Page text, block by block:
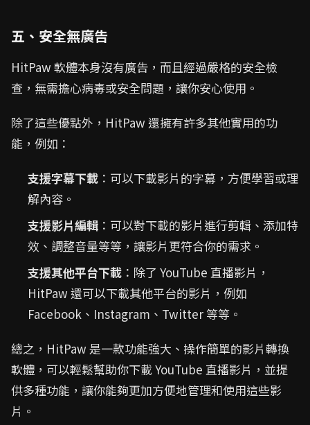
五、安全無廣告
HitPaw 軟體本身沒有廣告，而且經過嚴格的安全檢
查，無需擔心病毒或安全問題，讓你安心使用。
除了這些優點外，HitPaw 還擁有許多其他實用的功
能，例如：
支援字幕下載 ：可以下載影片的字幕，方便學習或理
解內容。
支援影片編輯 ：可以對下載的影片進行剪輯、添加特
效、調整音量等等，讓影片更符合你的需求。
支援其他平台下載 ：除了 YouTube 直播影片，
HitPaw 還可以下載其他平台的影片，例如
Facebook、Instagram、Twitter 等等。
總之，HitPaw 是一款功能強大、操作簡單的影片轉換
軟體，可以輕鬆幫助你下載 YouTube 直播影片，並提
供多種功能，讓你能夠更加方便地管理和使用這些影
片。